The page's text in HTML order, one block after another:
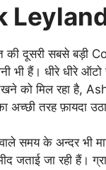
दूसरी सबसे बड़ी
भी हैं। धीरे धीरे
को मिल रहा है,
अच्छी तरह फ़ायदा
समय के अन्दर भी
जताई जा रही हैं।